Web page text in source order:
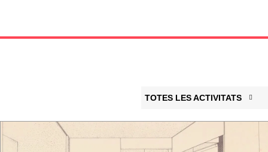
TOTES LES ACTIVITATS